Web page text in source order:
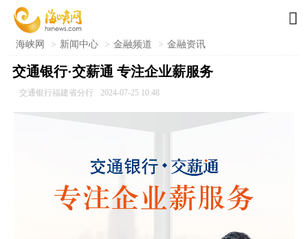

海峡网 > 新闻中心 > 金融频道 > 金融资讯
交通银行·交薪通 专注企业薪服务
交通银行福建省分行 2024-07-25 10:48